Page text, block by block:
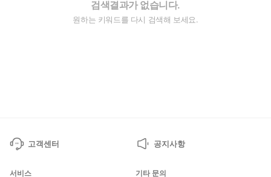
검색결과가 없습니다.
원하는 키워드를 다시 검색해 보세요.
고객센터 공지사항
서비스 기타 문의